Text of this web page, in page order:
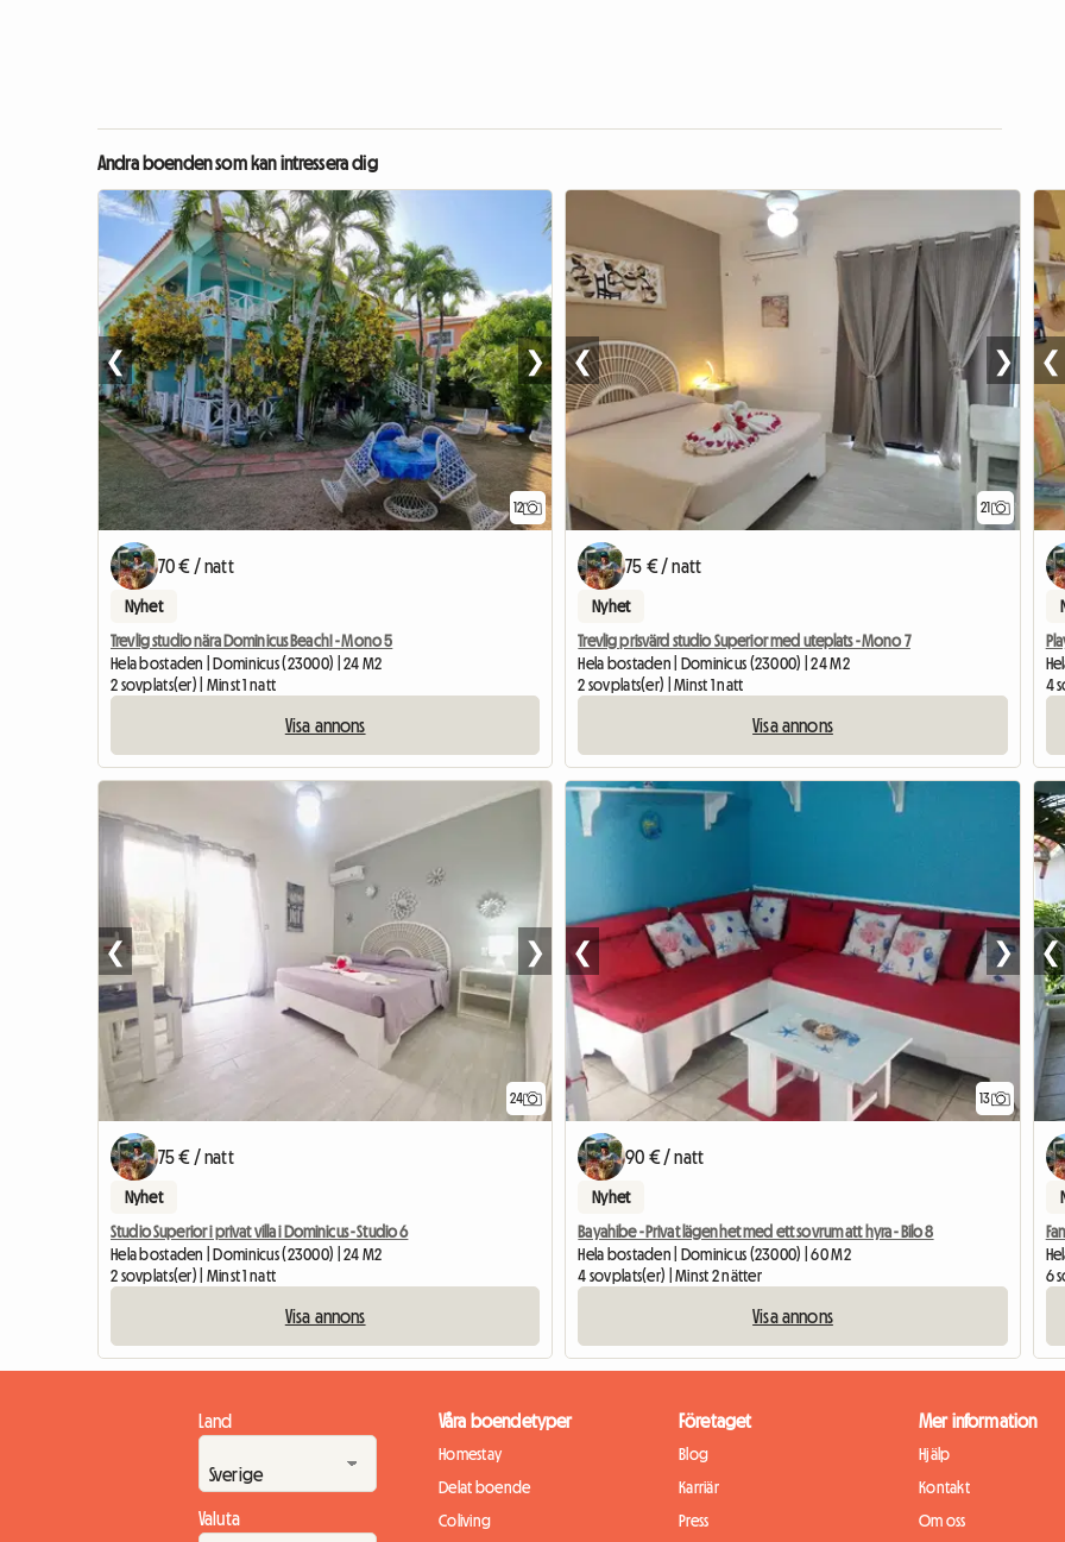
Andra boenden som kan intressera dig
12
❮ ❯
70 € / natt
Nyhet
Trevlig studio nära Dominicus Beach! - Mono 5
Hela bostaden | Dominicus (23000) | 24 M2
2 sovplats(er) | Minst 1 natt
Visa annons
21
❮ ❯
75 € / natt
Nyhet
Trevlig prisvärd studio Superior med uteplats - Mono 7
Hela bostaden | Dominicus (23000) | 24 M2
2 sovplats(er) | Minst 1 natt
Visa annons
❮
4
24
❮ ❯
75 € / natt
Nyhet
Studio Superior i privat villa i Dominicus - Studio 6
Hela bostaden | Dominicus (23000) | 24 M2
2 sovplats(er) | Minst 1 natt
Visa annons
13
❮ ❯
90 € / natt
Nyhet
Bayahibe - Privat lägenhet med ett sovrum att hyra - Bilo 8
Hela bostaden | Dominicus (23000) | 60 M2
4 sovplats(er) | Minst 2 nätter
Visa annons
❮
6
Land
Valuta
Våra boendetyper
Homestay
Delat boende
Coliving
Företaget
Blog
Karriär
Press
Mer information
Hjälp
Kontakt
Om oss